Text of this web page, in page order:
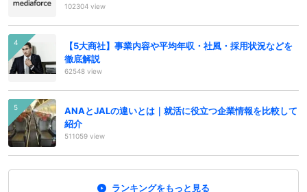
102304 view
【5大商社】事業内容や平均年収・社風・採用状況などを
徹底解説
62548 view
ANAとJALの違いとは｜就活に役立つ企業情報を比較して
紹介
511059 view
ランキングをもっと見る